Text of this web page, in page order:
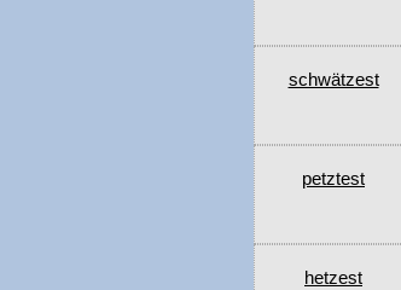
schwätzest
petztest
hetzest